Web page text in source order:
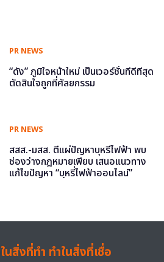
PR NEWS
“ดัง” ภูมิใจหน้าใหม่ เป็นเวอร์ชั่นที่ดีที่สุด
ตัดสินใจถูกที่ศัลยกรรม
PR NEWS
สสส.-มสส. ตีแผ่ปัญหาบุหรี่ไฟฟ้า พบ
ช่องว่างกฎหมายเพียบ เสนอแนวทาง
แก้ไขปัญหา “บุหรี่ไฟฟ้าออนไลน์”
นสิ่งที่ทำ ทำในสิ่งที่เชื่อ